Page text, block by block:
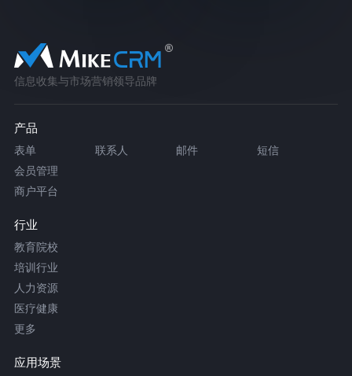
信息收集与市场营销领导品牌
产品
表单 联系人 邮件
短信
会员管理
商户平台
行业
教育院校
培训行业
人力资源
医疗健康
更多
应用场景